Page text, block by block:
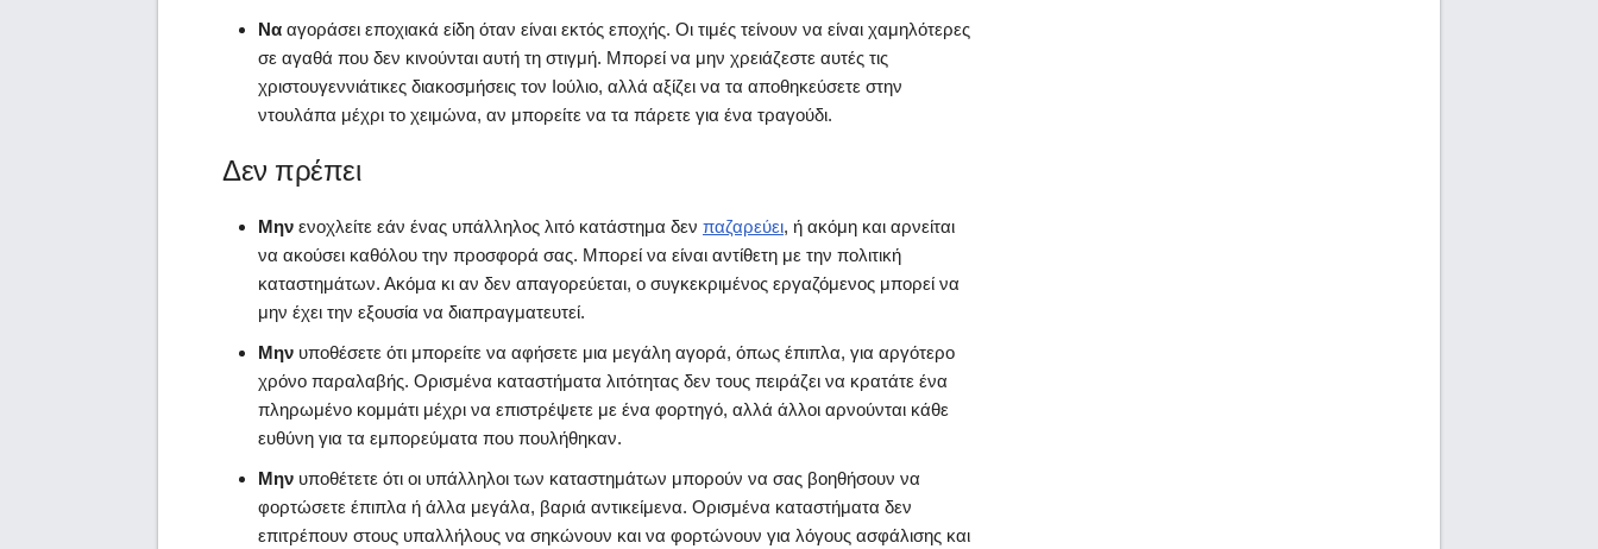
Να αγοράσει εποχιακά είδη όταν είναι εκτός εποχής. Οι τιμές τείνουν να είναι χαμηλότερες
σε αγαθά που δεν κινούνται αυτή τη στιγμή. Μπορεί να μην χρειάζεστε αυτές τις
χριστουγεννιάτικες διακοσμήσεις τον Ιούλιο, αλλά αξίζει να τα αποθηκεύσετε στην
ντουλάπα μέχρι το χειμώνα, αν μπορείτε να τα πάρετε για ένα τραγούδι.
Δεν πρέπει
Μην ενοχλείτε εάν ένας υπάλληλος λιτό κατάστημα δεν παζαρεύει, ή ακόμη και αρνείται
να ακούσει καθόλου την προσφορά σας. Μπορεί να είναι αντίθετη με την πολιτική
καταστημάτων. Ακόμα κι αν δεν απαγορεύεται, ο συγκεκριμένος εργαζόμενος μπορεί να
μην έχει την εξουσία να διαπραγματευτεί.
Μην υποθέσετε ότι μπορείτε να αφήσετε μια μεγάλη αγορά, όπως έπιπλα, για αργότερο
χρόνο παραλαβής. Ορισμένα καταστήματα λιτότητας δεν τους πειράζει να κρατάτε ένα
πληρωμένο κομμάτι μέχρι να επιστρέψετε με ένα φορτηγό, αλλά άλλοι αρνούνται κάθε
ευθύνη για τα εμπορεύματα που πουλήθηκαν.
Μην υποθέτετε ότι οι υπάλληλοι των καταστημάτων μπορούν να σας βοηθήσουν να
φορτώσετε έπιπλα ή άλλα μεγάλα, βαριά αντικείμενα. Ορισμένα καταστήματα δεν
επιτρέπουν στους υπαλλήλους να σηκώνουν και να φορτώνουν για λόγους ασφάλισης και